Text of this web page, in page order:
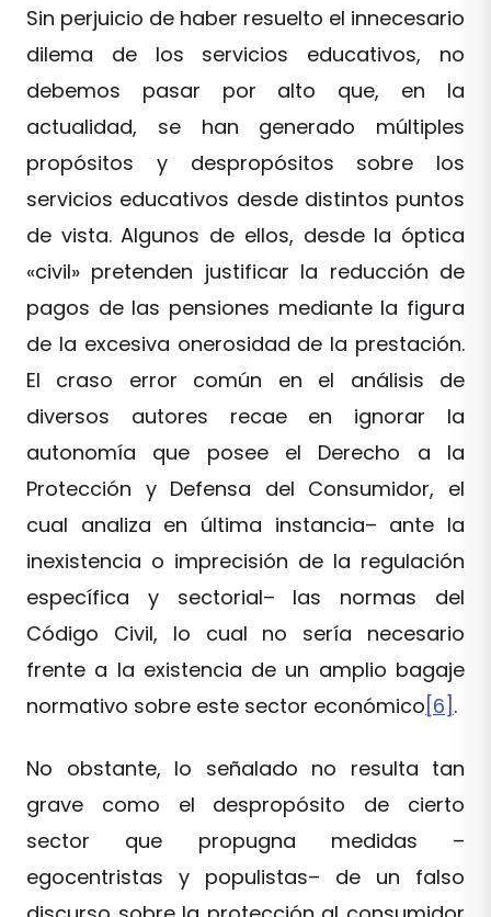
Sin perjuicio de haber resuelto el innecesario
dilema de los servicios educativos, no
debemos pasar por alto que, en la
actualidad, se han generado múltiples
propósitos y despropósitos sobre los
servicios educativos desde distintos puntos
de vista. Algunos de ellos, desde la óptica
«civil» pretenden justificar la reducción de
pagos de las pensiones mediante la figura
de la excesiva onerosidad de la prestación.
El craso error común en el análisis de
diversos autores recae en ignorar la
autonomía que posee el Derecho a la
Protección y Defensa del Consumidor, el
cual analiza en última instancia– ante la
inexistencia o imprecisión de la regulación
específica y sectorial– las normas del
Código Civil, lo cual no sería necesario
frente a la existencia de un amplio bagaje
normativo sobre este sector económico [6] .
No obstante, lo señalado no resulta tan
grave como el despropósito de cierto
sector que propugna medidas –
egocentristas y populistas– de un falso